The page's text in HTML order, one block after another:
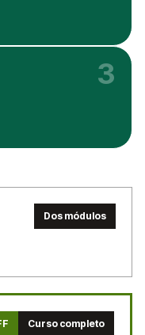
3
Dos módulos
Curso completo